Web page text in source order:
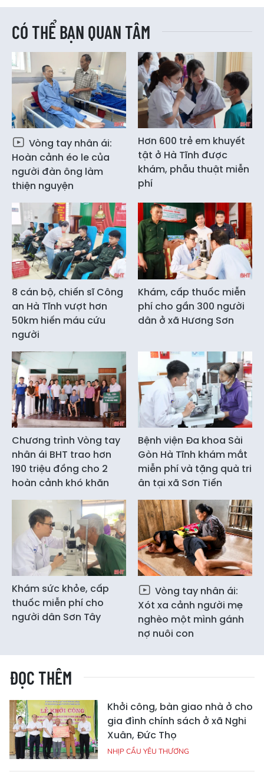
CÓ THỂ BẠN QUAN TÂM
Vòng tay nhân ái:
Hoàn cảnh éo le của
người đàn ông làm
thiện nguyện
Hơn 600 trẻ em khuyết
tật ở Hà Tĩnh được
khám, phẫu thuật miễn
phí
8 cán bộ, chiến sĩ Công
an Hà Tĩnh vượt hơn
50km hiến máu cứu
người
Khám, cấp thuốc miễn
phí cho gần 300 người
dân ở xã Hương Sơn
Chương trình Vòng tay
nhân ái BHT trao hơn
190 triệu đồng cho 2
hoàn cảnh khó khăn
Bệnh viện Đa khoa Sài
Gòn Hà Tĩnh khám mắt
miễn phí và tặng quà tri
ân tại xã Sơn Tiến
Khám sức khỏe, cấp
thuốc miễn phí cho
người dân Sơn Tây
Vòng tay nhân ái:
Xót xa cảnh người mẹ
nghèo một mình gánh
nợ nuôi con
ĐỌC THÊM
Khởi công, bàn giao nhà ở cho
gia đình chính sách ở xã Nghi
Xuân, Đức Thọ
NHỊP CẦU YÊU THƯƠNG